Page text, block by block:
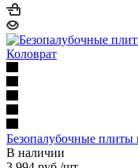
Безопалубочные
В наличии